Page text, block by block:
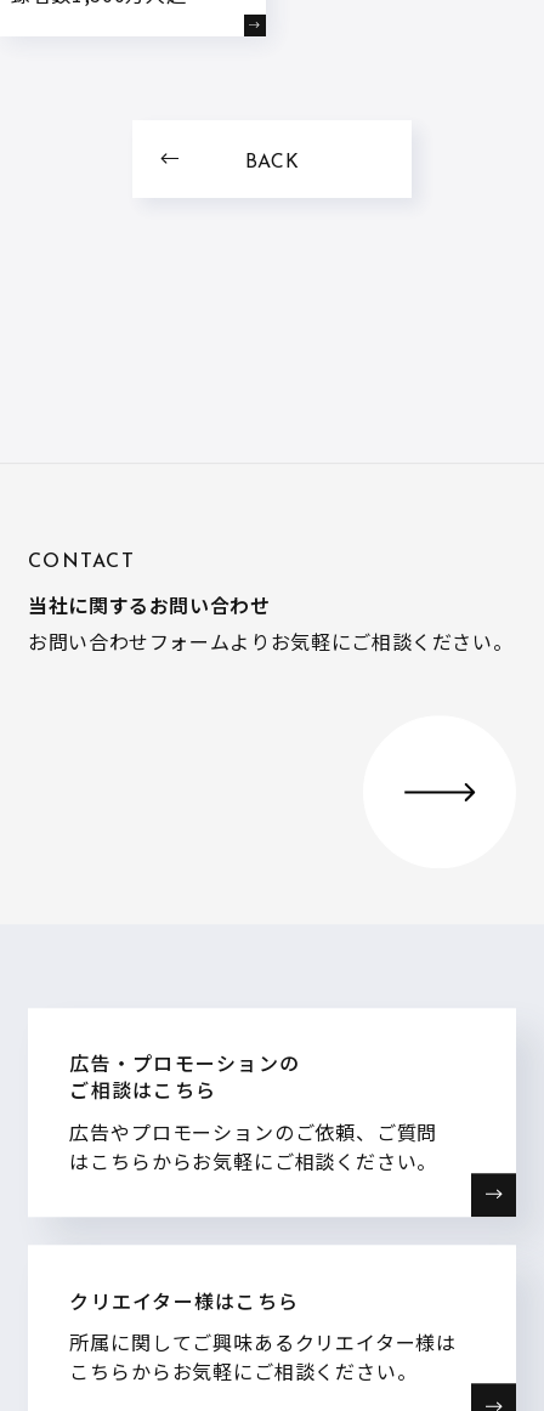
有頭うなぎの蒲焼』を7
月3日18:00～予約受付開
BACK
CONTACT
当社に関するお問い合わせ
お問い合わせフォームよりお気軽にご相談ください。
広告・プロモーションの
ご相談はこちら
広告やプロモーションのご依頼、ご質問
はこちらからお気軽にご相談ください。
クリエイター様はこちら
所属に関してご興味あるクリエイター様は
こちらからお気軽にご相談ください。